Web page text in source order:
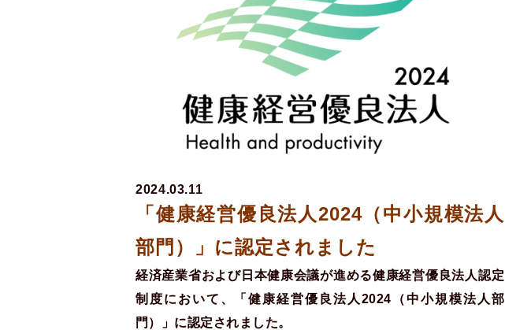
「健康経営優良法人2024（中小規模法人
部門）」に認定されました
2024.03.11
経済産業省および日本健康会議が進める健康経営優良法人認定
制度において、「健康経営優良法人2024（中小規模法人部
門）」に認定されました。